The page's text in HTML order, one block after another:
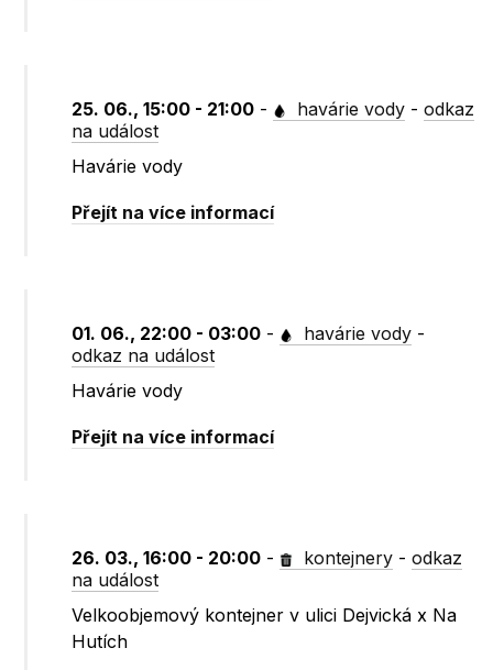
25. 06., 15:00 - 21:00 - havárie vody -odkaz
na událost
Havárie vody
Přejít na více informací
01. 06., 22:00 - 03:00 - havárie vody -
odkaz na událost
Havárie vody
Přejít na více informací
26. 03., 16:00 - 20:00 - kontejnery -odkaz
na událost
Velkoobjemový kontejner v ulici Dejvická x Na
Hutích